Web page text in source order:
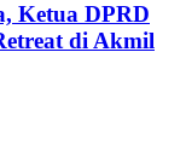
Ketua DPRD
di Akmil